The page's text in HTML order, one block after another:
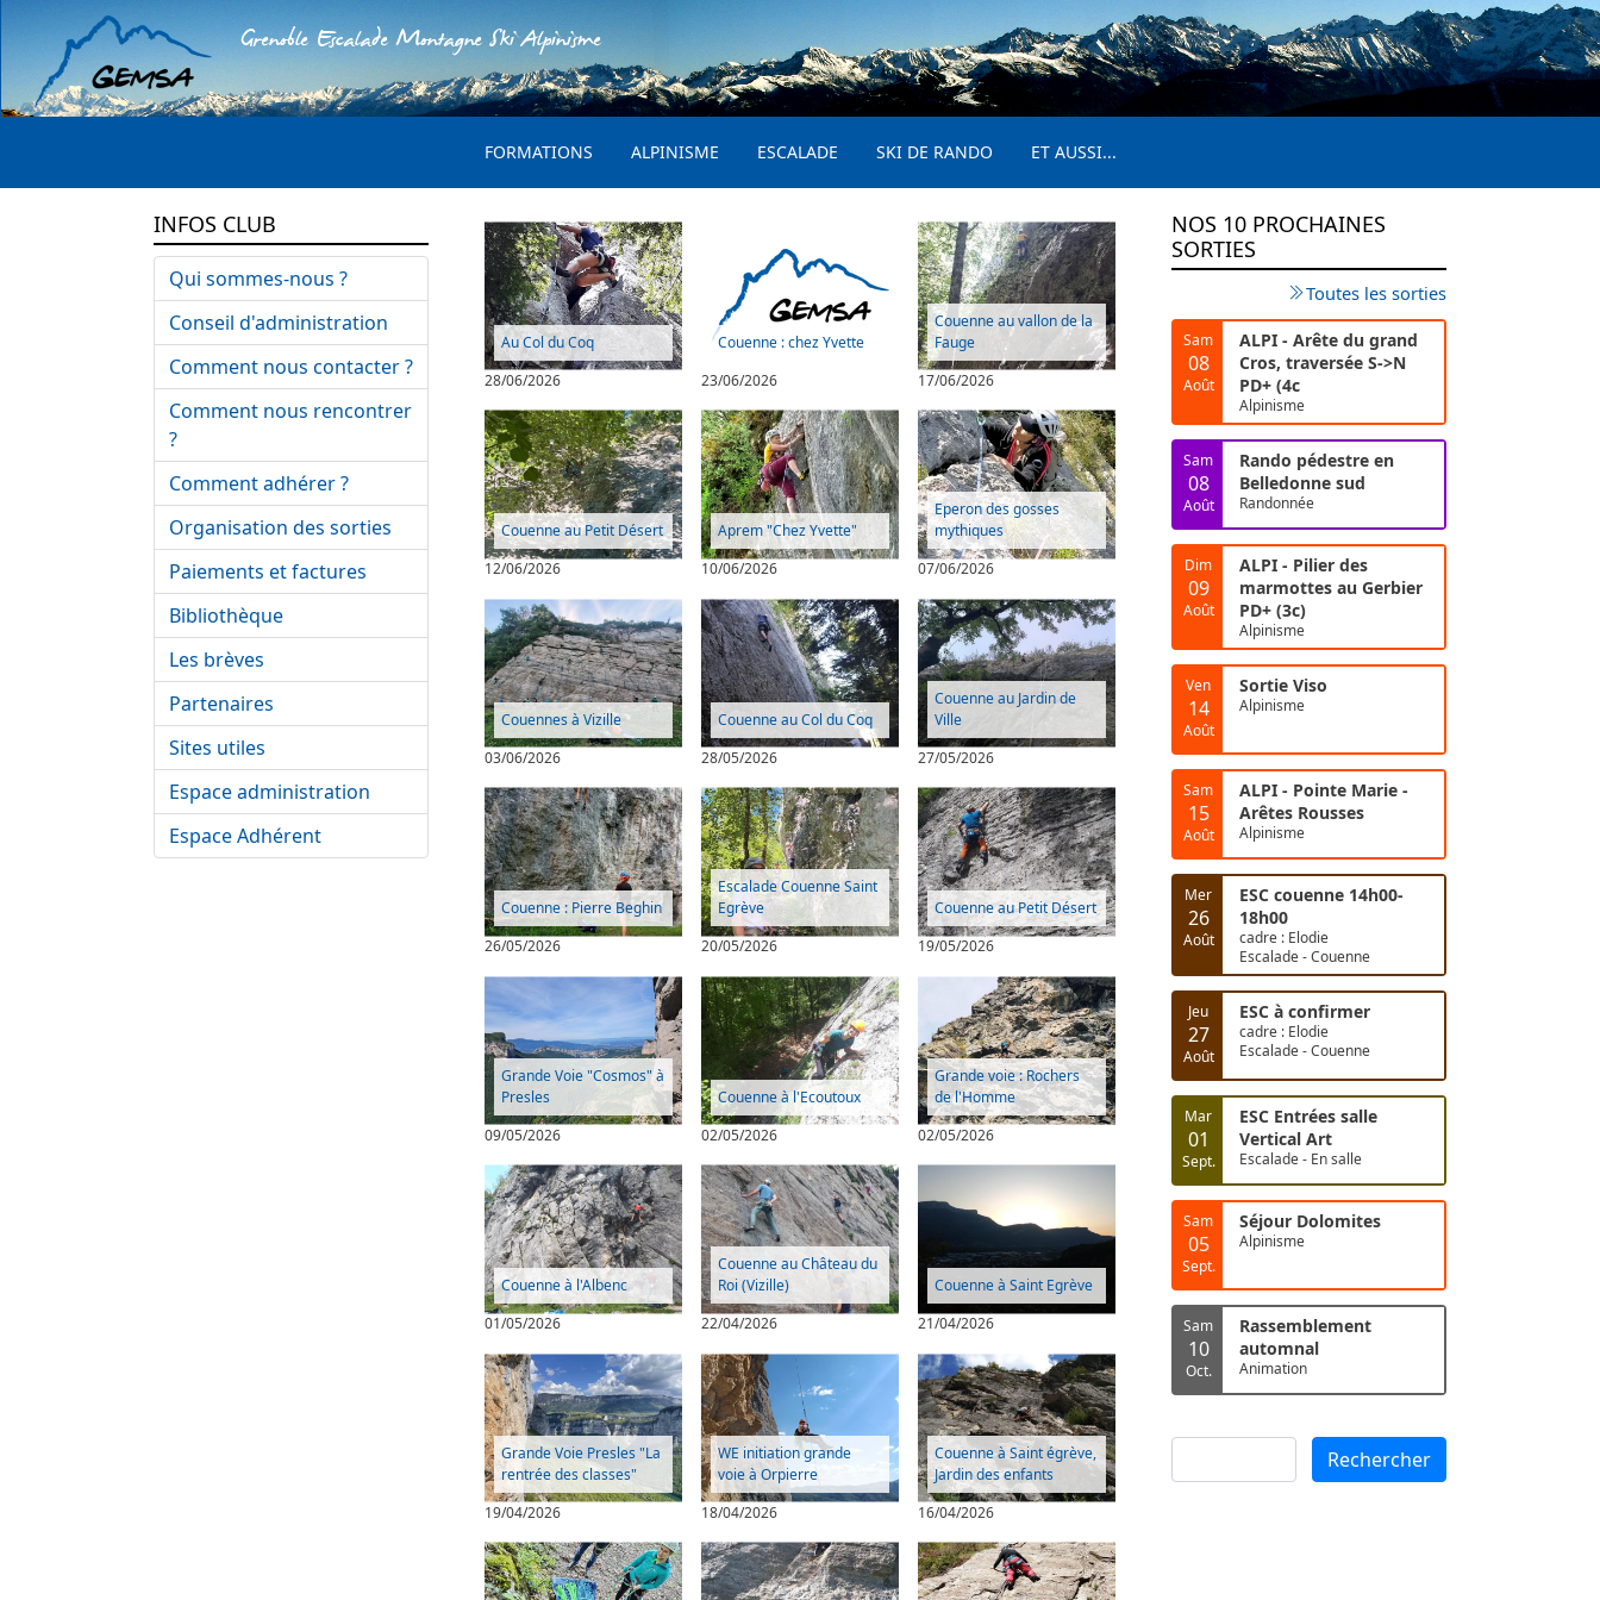
Aller au contenu principal
Grenoble Escalade Montagne Ski Alpinisme
FORMATIONS ALPINISME ESCALADE SKI DE RANDO ET AUSSI...
Au Col du Coq
28/06/2026
Couenne : chez Yvette
23/06/2026
Couenne au vallon de la
Fauge
17/06/2026
Couenne au Petit Désert
12/06/2026
Aprem "Chez Yvette"
10/06/2026
Eperon des gosses
mythiques
07/06/2026
Couennes à Vizille
03/06/2026
Couenne au Col du Coq
28/05/2026
Couenne au Jardin de
Ville
27/05/2026
Couenne : Pierre Beghin
26/05/2026
Escalade Couenne Saint
Egrève
20/05/2026
Couenne au Petit Désert
19/05/2026
Grande Voie "Cosmos" à
Presles
09/05/2026
Couenne à l'Ecoutoux
02/05/2026
Grande voie : Rochers
de l'Homme
02/05/2026
Couenne à l'Albenc
01/05/2026
Couenne au Château du
Roi (Vizille)
22/04/2026
Couenne à Saint Egrève
21/04/2026
Grande Voie Presles "La
rentrée des classes"
19/04/2026
WE initiation grande
voie à Orpierre
18/04/2026
Couenne à Saint égrève,
Jardin des enfants
16/04/2026
INFOS CLUB
Qui sommes-nous ?
Conseil d'administration
Comment nous contacter ?
Comment nous rencontrer
?
Comment adhérer ?
Organisation des sorties
Paiements et factures
Bibliothèque
Les brèves
Partenaires
Sites utiles
Espace administration
Espace Adhérent
NOS 10 PROCHAINES
SORTIES
Toutes les sorties
Sam
08
Août
ALPI - Arête du grand
Cros, traversée S->N
PD+ (4c
Alpinisme
Sam
08
Août
Rando pédestre en
Belledonne sud
Randonnée
Dim
09
Août
ALPI - Pilier des
marmottes au Gerbier
PD+ (3c)
Alpinisme
Ven
14
Août
Sortie Viso
Alpinisme
Sam
15
Août
ALPI - Pointe Marie -
Arêtes Rousses
Alpinisme
Mer
26
Août
ESC couenne 14h00-
18h00
cadre : Elodie
Escalade - Couenne
Jeu
27
Août
ESC à confirmer
cadre : Elodie
Escalade - Couenne
Mar
01
Sept.
ESC Entrées salle
Vertical Art
Escalade - En salle
Sam
05
Sept.
Séjour Dolomites
Alpinisme
Sam
10
Oct.
Rassemblement
automnal
Animation
Rechercher Rechercher